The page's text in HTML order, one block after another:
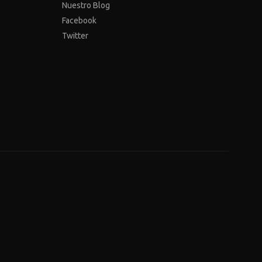
Nuestro Blog
Facebook
Twitter